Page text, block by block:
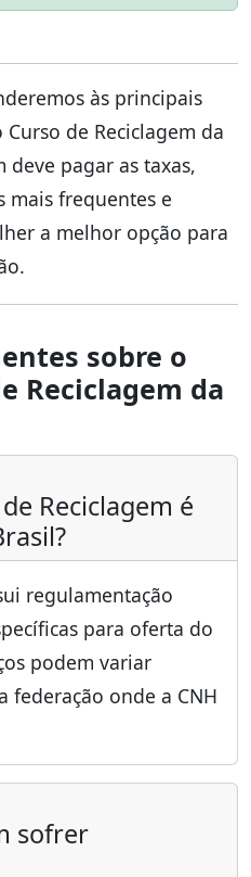
às principais
de Reciclagem da
deve pagar as taxas,
mais frequentes e
a melhor opção para
sobre o
Reciclagem da
Reciclagem é
regulamentação
para oferta do
podem variar
federação onde a CNH
sofrer